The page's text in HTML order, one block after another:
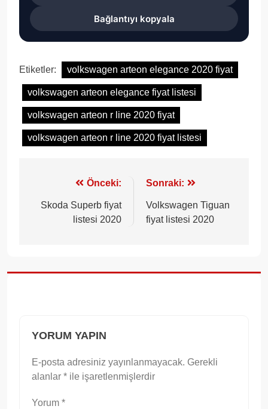
Bağlantıyı kopyala
Etiketler: volkswagen arteon elegance 2020 fiyat
volkswagen arteon elegance fiyat listesi
volkswagen arteon r line 2020 fiyat
volkswagen arteon r line 2020 fiyat listesi
gezinmesi
Önceki:
Skoda Superb fiyat
listesi 2020
Sonraki:
Volkswagen Tiguan
fiyat listesi 2020
YORUM YAPIN
E-posta adresiniz yayınlanmayacak. Gerekli
alanlar * ile işaretlenmişlerdir
Yorum *